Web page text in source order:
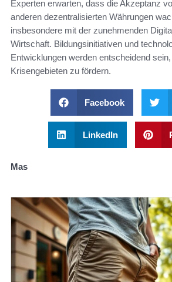
Experten erwarten, dass die Akzeptanz
anderen dezentralisierten Währungen
insbesondere mit der zunehmenden
Wirtschaft. Bildungsinitiativen und
Entwicklungen werden entscheidend
Krisengebieten zu fördern.
Facebook
LinkedIn
Mas